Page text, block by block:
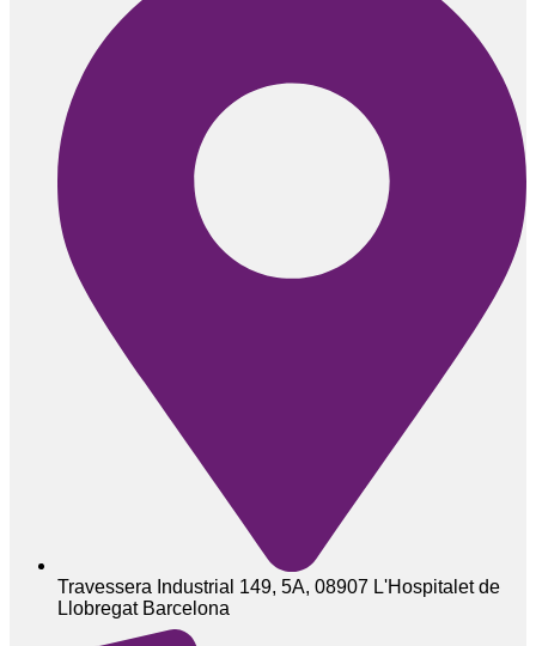
Travessera Industrial 149, 5A, 08907 L'Hospitalet de
Llobregat Barcelona